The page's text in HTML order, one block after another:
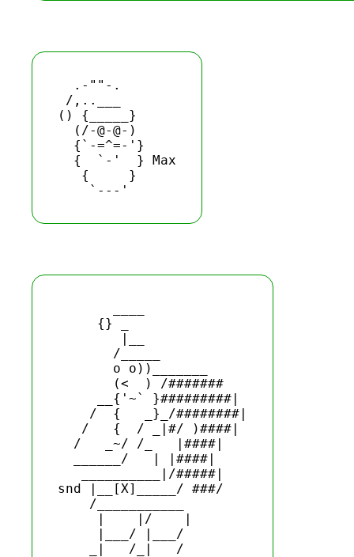
  .-""-.
/,..___
() {_____}
  (/-@-@-)
  {`-=^=-'}
  {  `-'  } Max
   {     }
     {} _
        |__
       /_____
       o o))_______
       (<  ) /#######
     __{'~` }#########|
    /  {   _}_/########|
   /   {  / _|#/ )####|
  /   _~/ /_   |####|
  ______/   | |####|
   __________|/#####|
snd |__[X]_____/ ###/
    /___________
     |    |/    |
     |___/ |___/
    _|   /_|   /